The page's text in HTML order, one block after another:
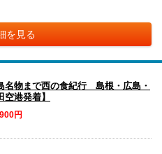
を見る
名物まで西の食紀行 島根・広島・
港発着】
円